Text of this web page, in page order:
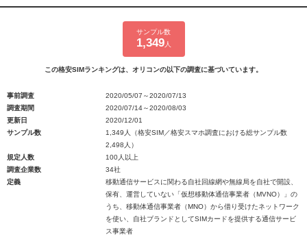
サンプル数
1,349人
この格安SIMランキングは、オリコンの以下の調査に基づいています。
事前調査
2020/05/07～2020/07/13
調査期間
2020/07/14～2020/08/03
更新日
2020/12/01
サンプル数
1,349人（格安SIM／格安スマホ調査における総サンプル数
2,498人）
規定人数
100人以上
調査企業数
34社
定義
移動通信サービスに関わる自社回線網や無線局を自社で開設、
保有、運営していない「仮想移動体通信事業者（MVNO）」の
うち、移動体通信事業者（MNO）から借り受けたネットワーク
を使い、自社ブランドとしてSIMカードを提供する通信サービ
ス事業者